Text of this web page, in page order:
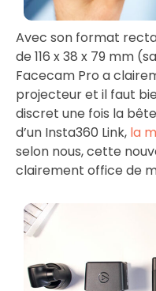
Avec son format
de 116 x 38 x 79 mm
Facecam Pro a
projecteur et il faut
discret une fois la
d’un Insta360 Link, la
selon nous, cette
clairement office de